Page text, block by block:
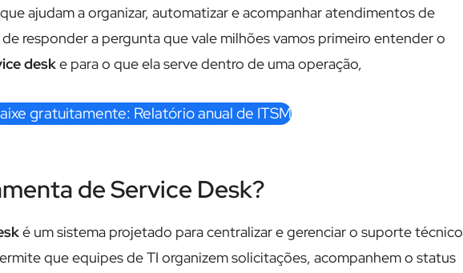
ajudam a organizar, automatizar e acompanhar atendimentos de
responder a pergunta que vale milhões vamos primeiro entender o
deske para o que ela serve dentro de uma operação,
gratuitamente: Relatório anual de ITSM
de Service Desk?
é um sistema projetado para centralizar e gerenciar o suporte técnico
que equipes de TI organizem solicitações, acompanhem o status